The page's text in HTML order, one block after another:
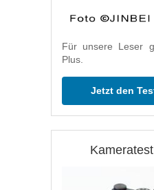
Für unsere Leser
Plus.
Jetzt den